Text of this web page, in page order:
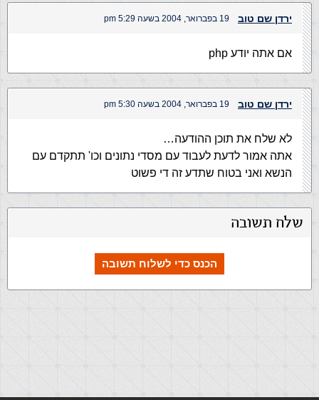
ירדן שם טוב 19 בפברואר, 2004 בשעה 5:29 pm
אם אתה יודע php
ירדן שם טוב 19 בפברואר, 2004 בשעה 5:30 pm
לא שלח את תוכן ההודעה…
אתה אמור לדעת לעבוד עם מסדי נתונים וכו' תתקדם עם
הנשא ואני בטוח שתדע זה די פשוט
שלח תשובה
הכנס כדי לשלוח תשובה